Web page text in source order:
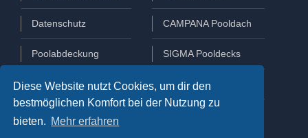
Diese Website nutzt Cookies, um dir den
bestmöglichen Komfort bei der Nutzung zu
bieten. Mehr erfahren
Datenschutz
Poolabdeckung
Poolüberdachung
CAMPANA Pooldach
SIGMA Pooldecks
Lamellen Abdeckungen